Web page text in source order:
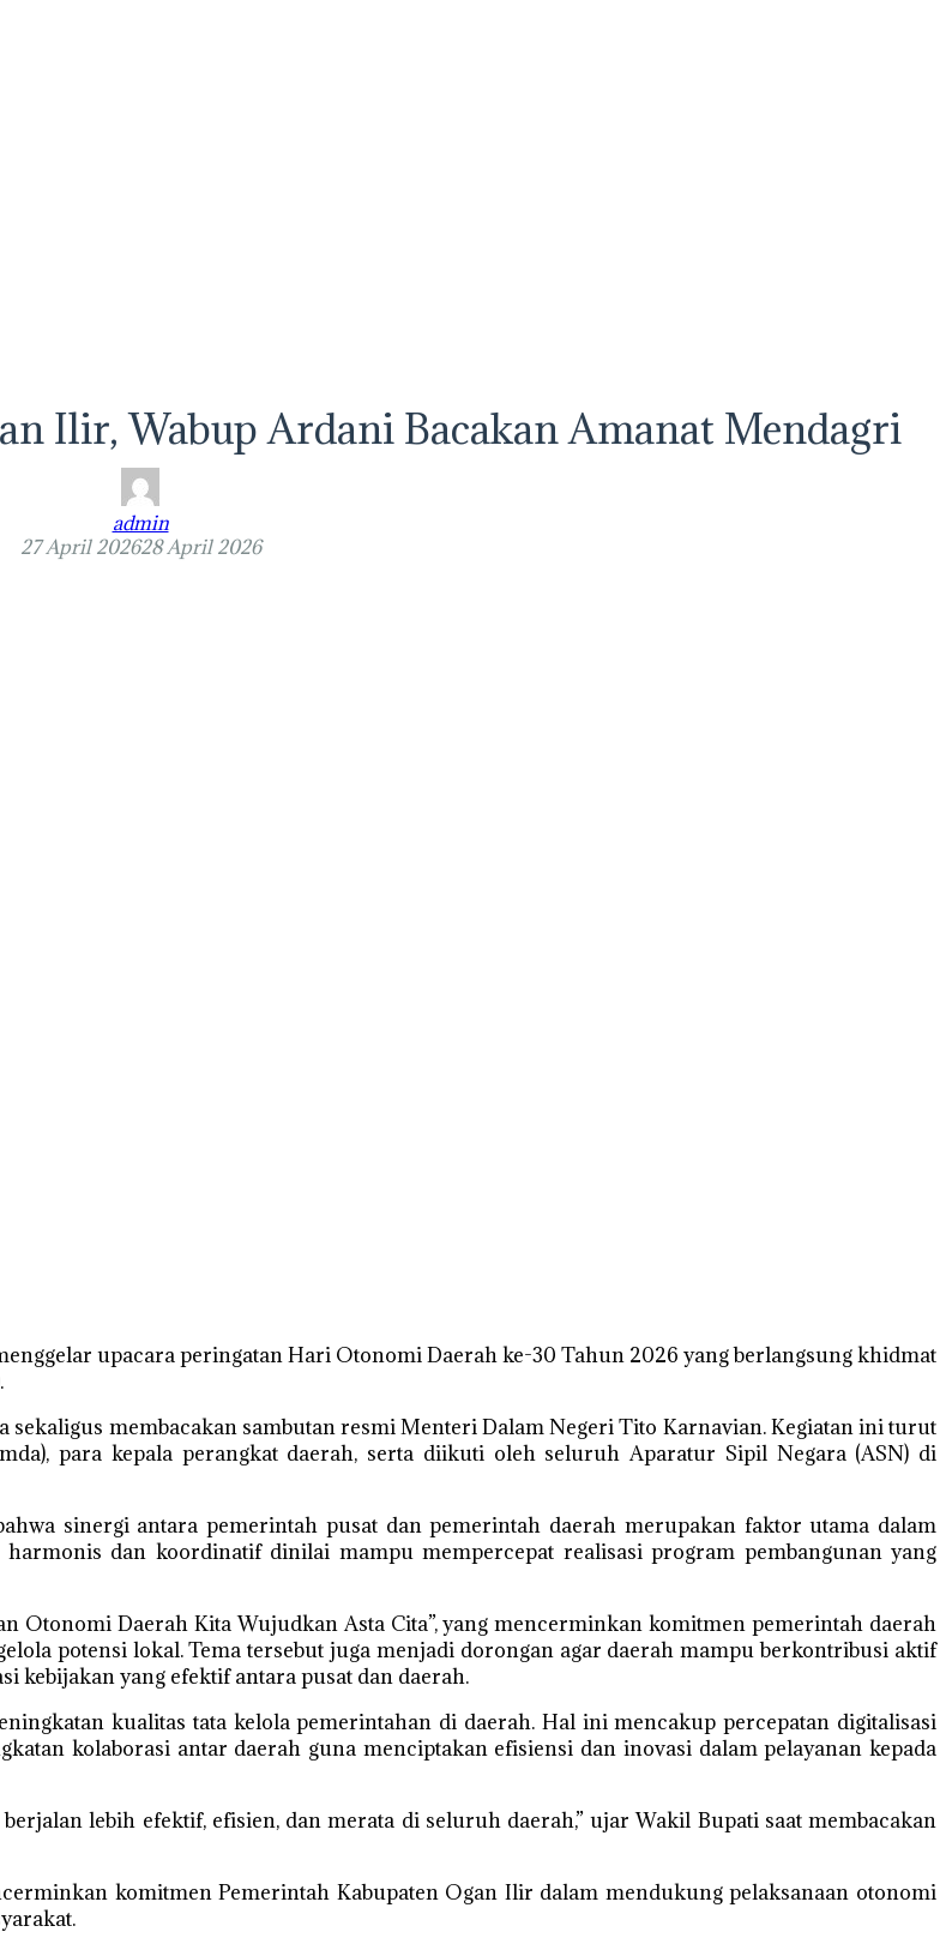
Ilir, Wabup Ardani Bacakan Amanat Mendagri
admin
27 April 202628 April 2026
upacara peringatan Hari Otonomi Daerah ke-30 Tahun 2026 yang berlangsung khidmat
membacakan sambutan resmi Menteri Dalam Negeri Tito Karnavian. Kegiatan ini turut
para kepala perangkat daerah, serta diikuti oleh seluruh Aparatur Sipil Negara (ASN) di
sinergi antara pemerintah pusat dan pemerintah daerah merupakan faktor utama dalam
dan koordinatif dinilai mampu mempercepat realisasi program pembangunan yang
Otonomi Daerah Kita Wujudkan Asta Cita”, yang mencerminkan komitmen pemerintah daerah
potensi lokal. Tema tersebut juga menjadi dorongan agar daerah mampu berkontribusi aktif
kebijakan yang efektif antara pusat dan daerah.
kualitas tata kelola pemerintahan di daerah. Hal ini mencakup percepatan digitalisasi
kolaborasi antar daerah guna menciptakan efisiensi dan inovasi dalam pelayanan kepada
lebih efektif, efisien, dan merata di seluruh daerah,” ujar Wakil Bupati saat membacakan
komitmen Pemerintah Kabupaten Ogan Ilir dalam mendukung pelaksanaan otonomi